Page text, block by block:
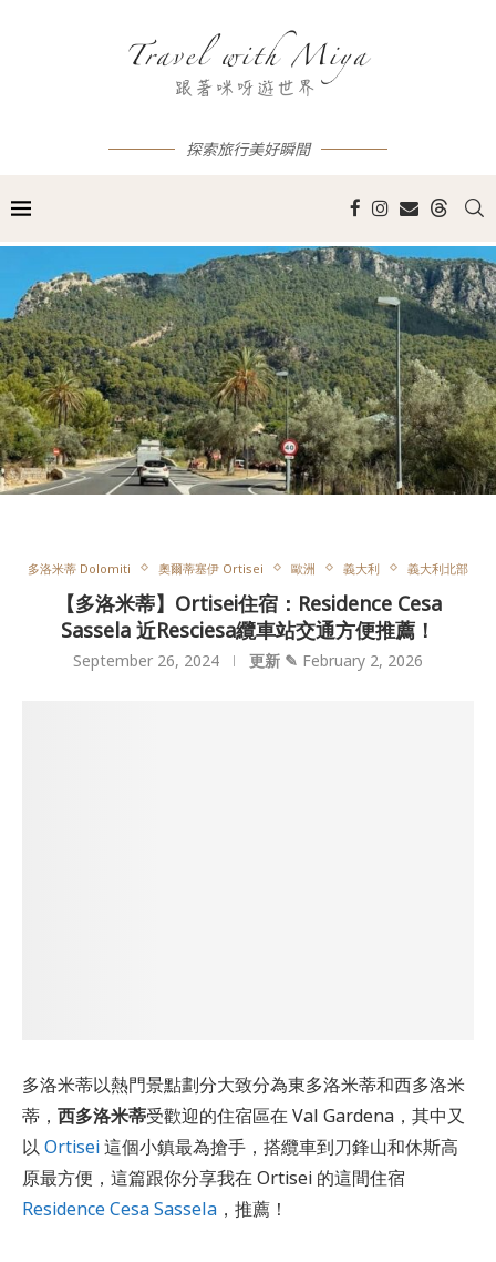
探索旅行美好瞬間
多洛米蒂 Dolomiti 奧爾蒂塞伊 Ortisei 歐洲 義大利 義大利北部
【多洛米蒂】Ortisei住宿：Residence Cesa
Sassela 近Resciesa纜車站交通方便推薦！
September 26, 2024 更新 ✎ February 2, 2026
多洛米蒂以熱門景點劃分大致分為東多洛米蒂和西多洛米
蒂， 西多洛米蒂受歡迎的住宿區在 Val Gardena，其中又
以 Ortisei這個小鎮最為搶手，搭纜車到刀鋒山和休斯高
原最方便，這篇跟你分享我在 Ortisei 的這間住宿
Residence Cesa Sassela ，推薦！